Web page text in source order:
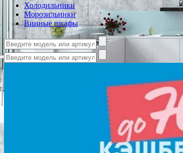
Холодильники
Морозильники
Винные шкафы